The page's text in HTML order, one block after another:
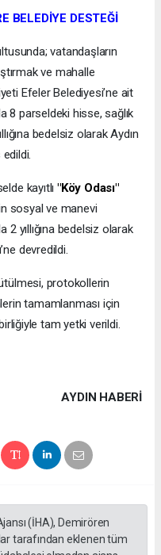
BELEDİYE DESTEĞİ
vatandaşların
ve mahalle
Efeler Belediyesi’ne ait
8 parseldeki hisse, sağlık
bedelsiz olarak Aydın
kayıtlı "Köy Odası"
sosyal ve manevi
yıllığına bedelsiz olarak
devredildi.
protokollerin
tamamlanması için
tam yetki verildi.
AYDIN HABERİ
(İHA), Demirören
tarafından eklenen tüm